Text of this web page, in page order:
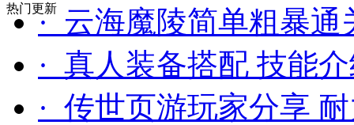
热门更新· 云海魔陵简单粗暴通
· 真人装备搭配 技能
· 传世页游玩家分享